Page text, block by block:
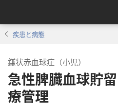
疾患と病態
鎌状赤血球症（小児）
急性脾臓血球貯
療管理